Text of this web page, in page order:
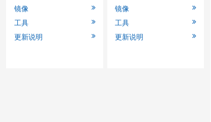
镜像
工具
更新说明
镜像
工具
更新说明